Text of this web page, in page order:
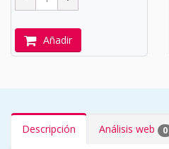
Añadir
Descripción Análisis web 0